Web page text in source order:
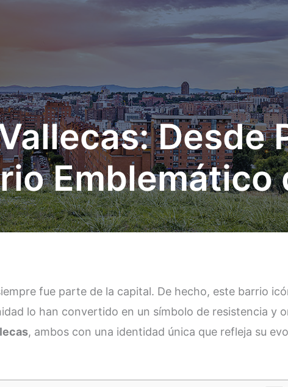
Desde
Emblemático
fue parte de la capital. De hecho, este barrio
lo han convertido en un símbolo de resistencia y
, ambos con una identidad única que refleja su